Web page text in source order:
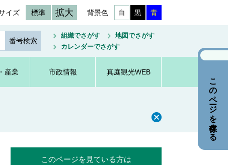
イズ 標準 拡大 背景色 白 黒 青
組織でさがす
地図でさがす
カレンダーでさがす
・産業 市政情報 真庭観光WEB
このページを見ている方は
このページを保存する